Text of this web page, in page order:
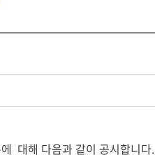
대해 다음과 같이 공시합니다.